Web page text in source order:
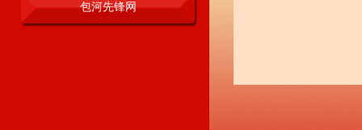
包河先锋网